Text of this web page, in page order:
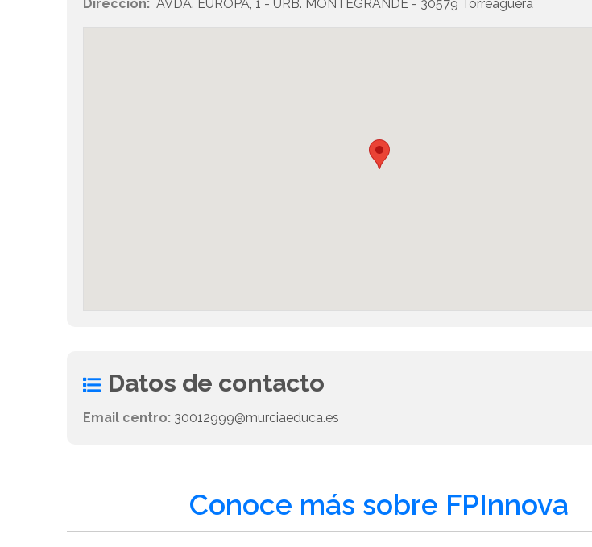
Dirección: AVDA. EUROPA, 1 - URB. MONTEGRANDE - 30579 Torreagüera
Datos de contacto
Email centro: 30012999@murciaeduca.es
Conoce más sobre FPInnova